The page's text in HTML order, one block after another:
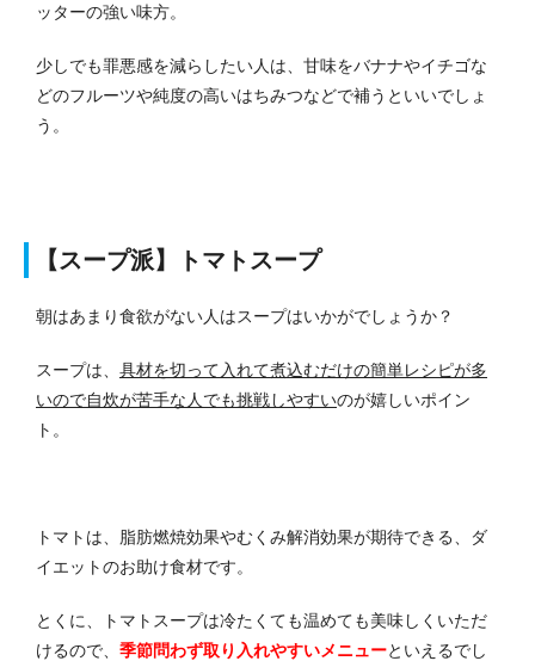
ッターの強い味方。
少しでも罪悪感を減らしたい人は、甘味をバナナやイチゴな
どのフルーツや純度の高いはちみつなどで補うといいでしょ
う。
【スープ派】トマトスープ
朝はあまり食欲がない人はスープはいかがでしょうか？
スープは、 具材を切って入れて煮込むだけの簡単レシピが多
いので自炊が苦手な人でも挑戦しやすいのが嬉しいポイン
ト。
トマトは、脂肪燃焼効果やむくみ解消効果が期待できる、ダ
イエットのお助け食材です。
とくに、トマトスープは冷たくても温めても美味しくいただ
けるので、 季節問わず取り入れやすいメニューといえるでし